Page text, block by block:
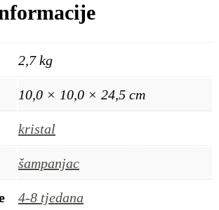
2,7 kg
10,0 × 10,0 × 24,5 cm
kristal
šampanjac
4-8 tjedana